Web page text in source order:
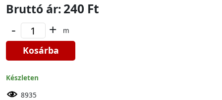
Bruttó ár:240 Ft
- + m
Kosárba
Készleten
8935